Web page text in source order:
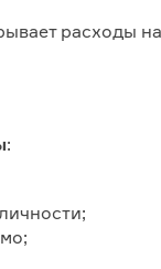
расходы
: